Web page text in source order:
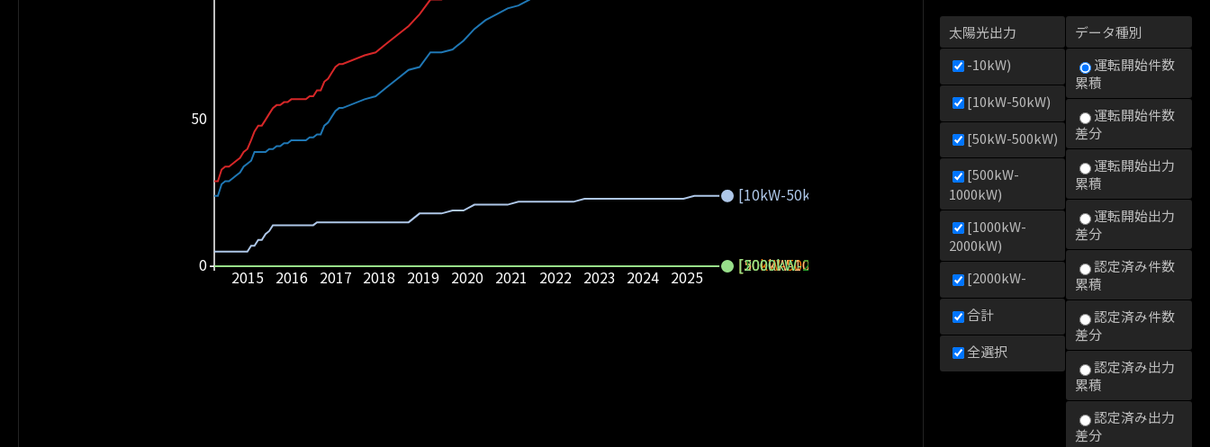
2015 2016 2017 2018 2019 2020 2021 2022 2023 2024 2025
0
50
[10kW-50kW)
[50kW-500kW)
[500kW-1000kW)
[1000kW-2000kW)
[2000kW-
太陽光出力
-10kW)
[10kW-50kW)
[50kW-500kW)
[500kW-
1000kW)
[1000kW-
2000kW)
[2000kW-
合計
全選択
データ種別
運転開始件数
累積
運転開始件数
差分
運転開始出力
累積
運転開始出力
差分
認定済み件数
累積
認定済み件数
差分
認定済み出力
累積
認定済み出力
差分